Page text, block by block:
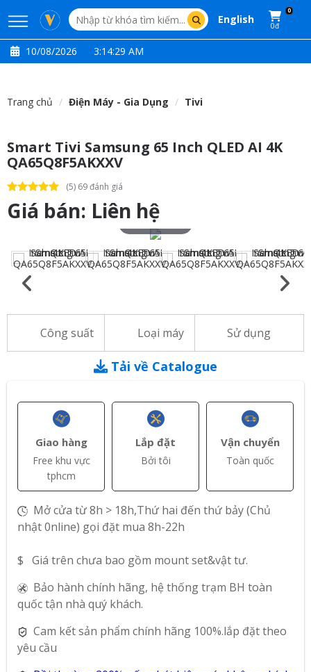
English
0
0đ
10/08/2026 3:14:30 AM
Trang chủ Điện Máy - Gia Dụng Tivi
Smart Tivi Samsung 65 Inch QLED AI 4K
QA65Q8F5AKXXV
(5) 69 đánh giá
Giá bán: Liên hệ
Touch to zoom
Công suất Loại máy Sử dụng
Tải về Catalogue
Giao hàng
Free khu vực
tphcm
Lắp đặt
Bởi tôi
Vận chuyển
Toàn quốc
Mở cửa từ 8h > 18h,Thứ hai đến thứ bảy (Chủ
nhật 0nline) gọi đặt mua 8h-22h
$ Giá trên chưa bao gồm mount set&vật tư.
Bảo hành chính hãng, hệ thống trạm BH toàn
quốc tận nhà quý khách.
Cam kết sản phẩm chính hãng 100%.lắp đặt theo
yêu cầu